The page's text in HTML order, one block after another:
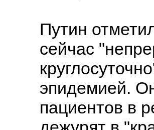
Путин
сейчас
эпидемией.
пациентов в